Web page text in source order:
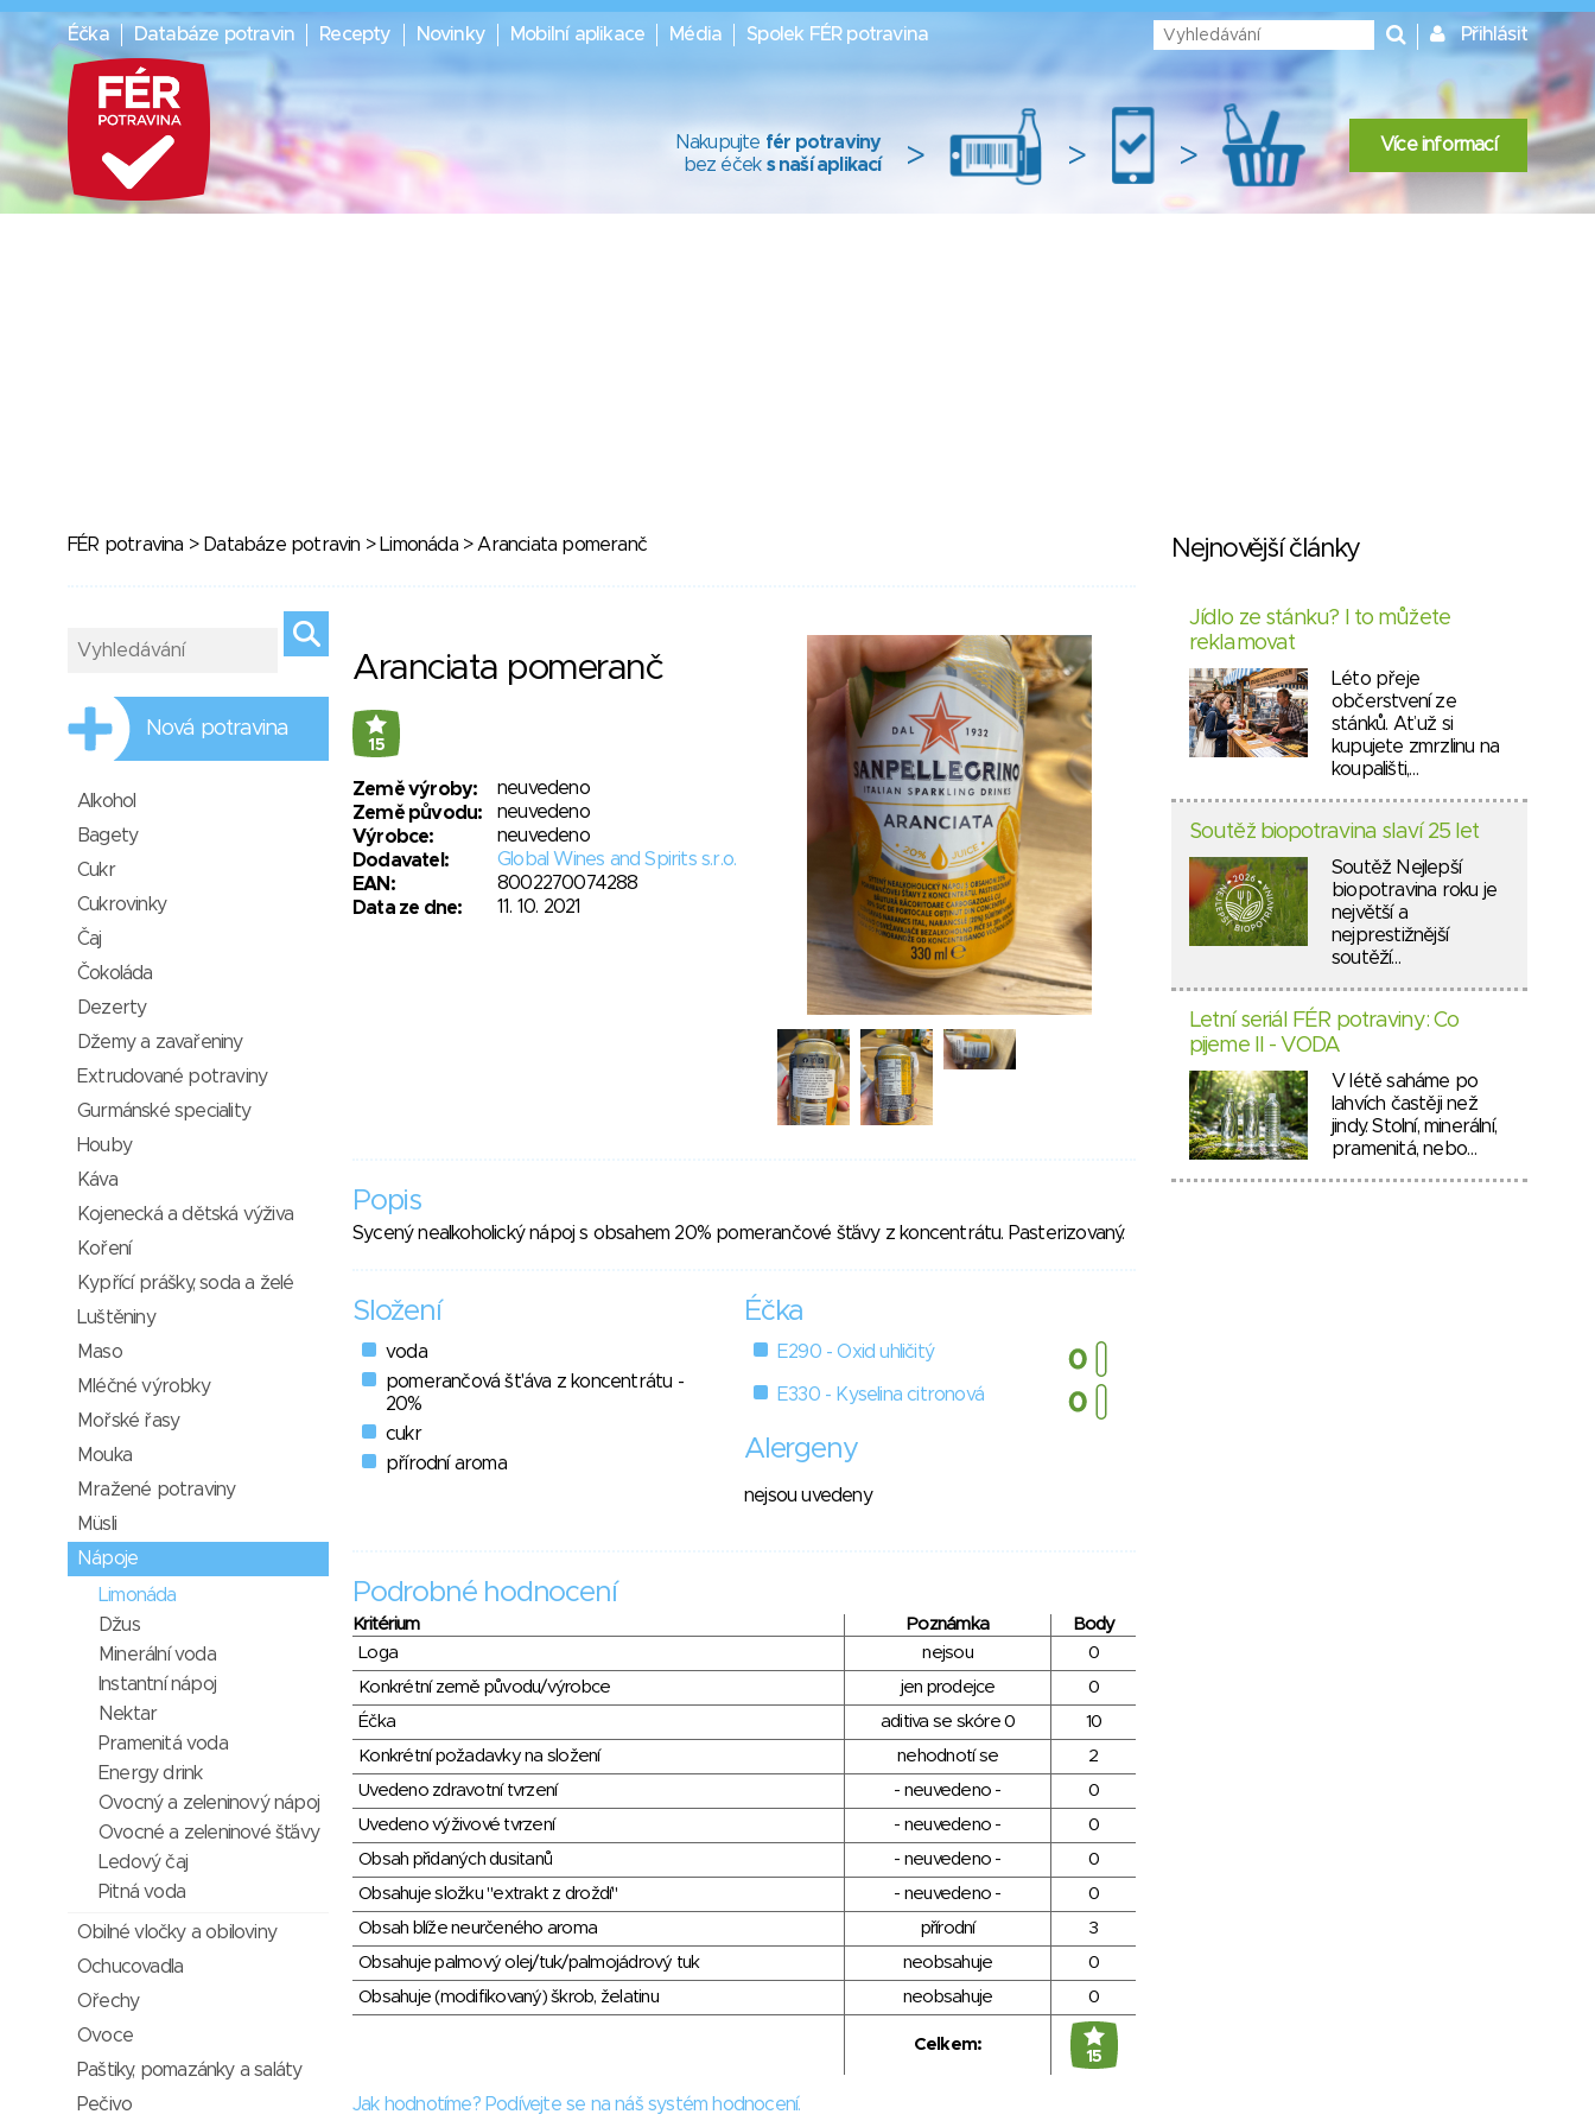
Éčka Databáze potravin Recepty Novinky Mobilní aplikace Média Spolek FÉR potravina Přihlásit
Nakupujte fér potraviny
bez éček s naší aplikací > > > Více informací
FÉR potravina > Databáze potravin > Limonáda> Aranciata pomeranč
Aranciata pomeranč
15
Země výroby:
neuvedeno
Země původu:
neuvedeno
Výrobce:
neuvedeno
Dodavatel:
Global Wines and Spirits s.r.o.
EAN:
8002270074288
Data ze dne:
11. 10. 2021
Popis
Sycený nealkoholický nápoj s obsahem 20% pomerančové šťávy z koncentrátu. Pasterizovaný.
Složení
voda
pomerančová št'áva z koncentrátu -
20%
cukr
přírodní aroma
Éčka
E290 - Oxid uhličitý
E330 - Kyselina citronová
Alergeny
nejsou uvedeny
Podrobné hodnocení
Kritérium Poznámka
Body
Loga
nejsou
0
Konkrétní země původu/výrobce
jen prodejce
0
Éčka
aditiva se skóre 0
10
Konkrétní požadavky na složení
nehodnotí se
2
Uvedeno zdravotní tvrzení
- neuvedeno -
0
Uvedeno výživové tvrzení
- neuvedeno -
0
Obsah přidaných dusitanů
- neuvedeno -
0
Obsahuje složku "extrakt z droždí"
- neuvedeno -
0
Obsah blíže neurčeného aroma
přírodní
3
Obsahuje palmový olej/tuk/palmojádrový tuk
neobsahuje
0
Obsahuje (modifikovaný) škrob, želatinu
neobsahuje 0
Celkem:
15
Jak hodnotíme? Podívejte se na náš systém hodnocení.
Nová potravina
Alkohol
Bagety
Cukr
Cukrovinky
Čaj
Čokoláda
Dezerty
Džemy a zavařeniny
Extrudované potraviny
Gurmánské speciality
Houby
Káva
Kojenecká a dětská výživa
Koření
Kypřící prášky, soda a želé
Luštěniny
Maso
Mléčné výrobky
Mořské řasy
Mouka
Mražené potraviny
Müsli
Nápoje
Limonáda
Džus
Minerální voda
Instantní nápoj
Nektar
Pramenitá voda
Energy drink
Ovocný a zeleninový nápoj
Ovocné a zeleninové šťávy
Ledový čaj
Pitná voda
Obilné vločky a obiloviny
Ochucovadla
Ořechy
Ovoce
Paštiky, pomazánky a saláty
Pečivo
Nejnovější články
Jídlo ze stánku? I to můžete
reklamovat
Léto přeje
občerstvení ze
stánků. Ať už si
kupujete zmrzlinu na
koupališti,…
Soutěž biopotravina slaví 25 let
Soutěž Nejlepší
biopotravina roku je
největší a
nejprestižnější
soutěží…
Letní seriál FÉR potraviny: Co
pijeme II - VODA
V létě saháme po
lahvích častěji než
jindy. Stolní, minerální,
pramenitá, nebo…